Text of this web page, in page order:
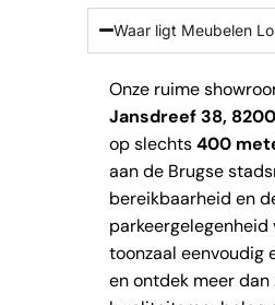
Waar ligt Meubelen
Onze ruime
Jansdreef 38,
op slechts400
aan de Brugse
bereikbaarheid en
parkeergelegenheid
toonzaal eenvoudig
en ontdek meer dan